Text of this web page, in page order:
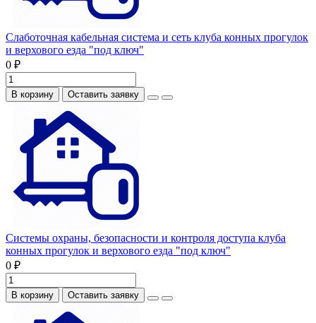
Слаботочная кабельная система и сеть клуба конных прогулок
и верхового езда "под ключ"
0 ₽
В корзину Оставить заявку
Системы охраны, безопасности и контроля доступа клуба
конных прогулок и верхового езда "под ключ"
0 ₽
В корзину Оставить заявку